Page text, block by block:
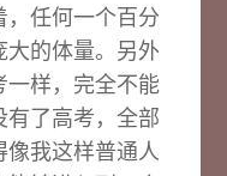
，任何一个百分
大的体量。另外
一样，完全不能
有了高考，全部
像我这样普通人